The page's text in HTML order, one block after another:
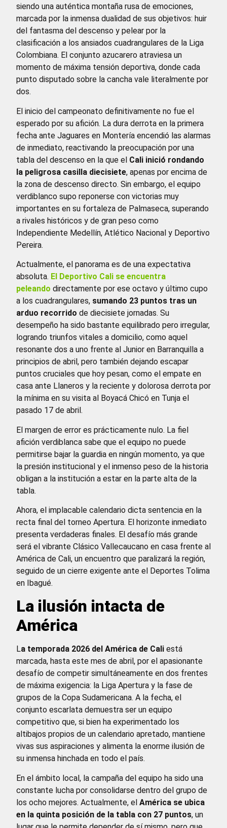
siendo una auténtica montaña rusa de emociones,
marcada por la inmensa dualidad de sus objetivos: huir
del fantasma del descenso y pelear por la
clasificación a los ansiados cuadrangulares de la Liga
Colombiana. El conjunto azucarero atraviesa un
momento de máxima tensión deportiva, donde cada
punto disputado sobre la cancha vale literalmente por
dos.
El inicio del campeonato definitivamente no fue el
esperado por su afición. La dura derrota en la primera
fecha ante Jaguares en Montería encendió las alarmas
de inmediato, reactivando la preocupación por una
tabla del descenso en la que el Cali inició rondando
la peligrosa casilla diecisiete, apenas por encima de
la zona de descenso directo. Sin embargo, el equipo
verdiblanco supo reponerse con victorias muy
importantes en su fortaleza de Palmaseca, superando
a rivales históricos y de gran peso como
Independiente Medellín, Atlético Nacional y Deportivo
Pereira.
Actualmente, el panorama es de una expectativa
absoluta. El Deportivo Cali se encuentra
peleando directamente por ese octavo y último cupo
a los cuadrangulares, sumando 23 puntos tras un
arduo recorrido de diecisiete jornadas. Su
desempeño ha sido bastante equilibrado pero irregular,
logrando triunfos vitales a domicilio, como aquel
resonante dos a uno frente al Junior en Barranquilla a
principios de abril, pero también dejando escapar
puntos cruciales que hoy pesan, como el empate en
casa ante Llaneros y la reciente y dolorosa derrota por
la mínima en su visita al Boyacá Chicó en Tunja el
pasado 17 de abril.
El margen de error es prácticamente nulo. La fiel
afición verdiblanca sabe que el equipo no puede
permitirse bajar la guardia en ningún momento, ya que
la presión institucional y el inmenso peso de la historia
obligan a la institución a estar en la parte alta de la
tabla.
Ahora, el implacable calendario dicta sentencia en la
recta final del torneo Apertura. El horizonte inmediato
presenta verdaderas finales. El desafío más grande
será el vibrante Clásico Vallecaucano en casa frente al
América de Cali, un encuentro que paralizará la región,
seguido de un cierre exigente ante el Deportes Tolima
en Ibagué.
La ilusión intacta de
América
La temporada 2026 del América de Cali está
marcada, hasta este mes de abril, por el apasionante
desafío de competir simultáneamente en dos frentes
de máxima exigencia: la Liga Apertura y la fase de
grupos de la Copa Sudamericana. A la fecha, el
conjunto escarlata demuestra ser un equipo
competitivo que, si bien ha experimentado los
altibajos propios de un calendario apretado, mantiene
vivas sus aspiraciones y alimenta la enorme ilusión de
su inmensa hinchada en todo el país.
En el ámbito local, la campaña del equipo ha sido una
constante lucha por consolidarse dentro del grupo de
los ocho mejores. Actualmente, el América se ubica
en la quinta posición de la tabla con 27 puntos, un